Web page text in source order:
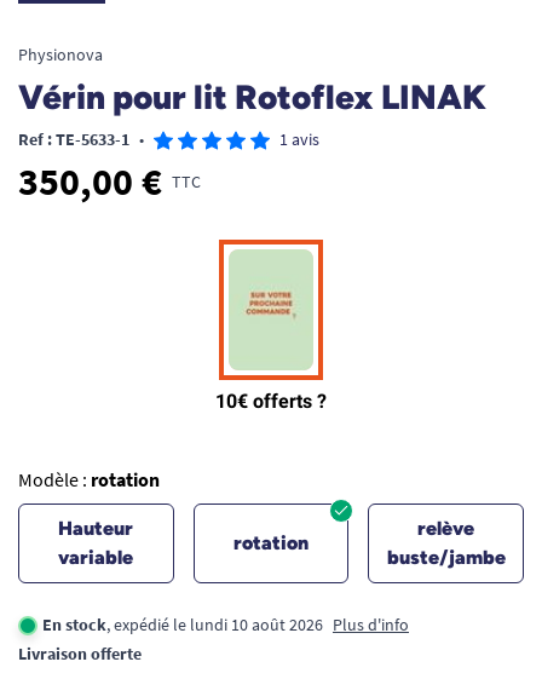
Physionova
Vérin pour lit Rotoflex LINAK
Ref : TE-5633-1 • 1 avis
350,00 € TTC
Modèle : rotation
Hauteur
variable
rotation
relève
buste/jambe
En stock, expédié le lundi 10 août 2026 Plus d'info
Livraison offerte